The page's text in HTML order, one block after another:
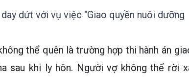
dứt với vụ việc "Giao quyền nuôi dưỡng
thể quên là trường hợp thi hành án
sau khi ly hôn. Người vợ không thể rời